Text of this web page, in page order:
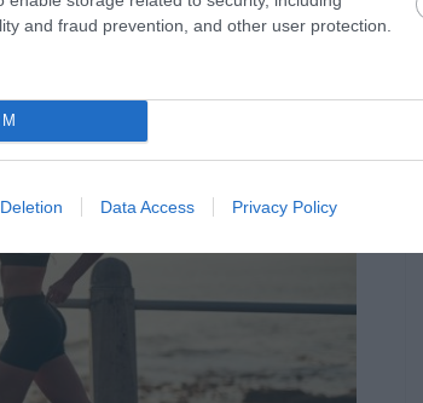
and fraud prevention, and other user protection.
Data Access Privacy Policy